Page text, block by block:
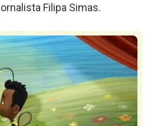
Filipa Simas.